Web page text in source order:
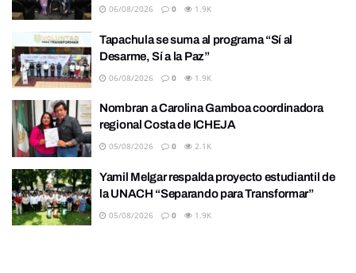
06/08/2026 0 1.9K
Tapachula se suma al programa “Sí al
Desarme, Sí a la Paz”
06/08/2026 0 1.9K
Nombran a Carolina Gamboa coordinadora
regional Costa de ICHEJA
05/08/2026 0 2.1K
Yamil Melgar respalda proyecto estudiantil de
la UNACH “Separando para Transformar”
05/08/2026 0 1.9K